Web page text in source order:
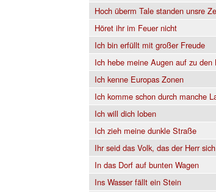
Hoch überm Tale standen unsre
Höret ihr im Feuer nicht
Ich bin erfüllt mit großer Freude
Ich hebe meine Augen auf zu den
Ich kenne Europas Zonen
Ich komme schon durch manche
Ich will dich loben
Ich zieh meine dunkle Straße
Ihr seid das Volk, das der Herr
In das Dorf auf bunten Wagen
Ins Wasser fällt ein Stein